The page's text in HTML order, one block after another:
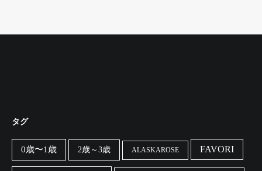
タグ
0歳〜1歳 2歳～3歳 ALASKAROSE FAVORI